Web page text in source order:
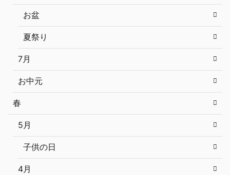
お盆
夏祭り
7月
お中元
春
5月
子供の日
4月